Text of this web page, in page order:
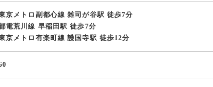
京メトロ副都心線 雑司が谷駅 徒歩7分
電荒川線 早稲田駅 徒歩7分
京メトロ有楽町線 護国寺駅 徒歩12分